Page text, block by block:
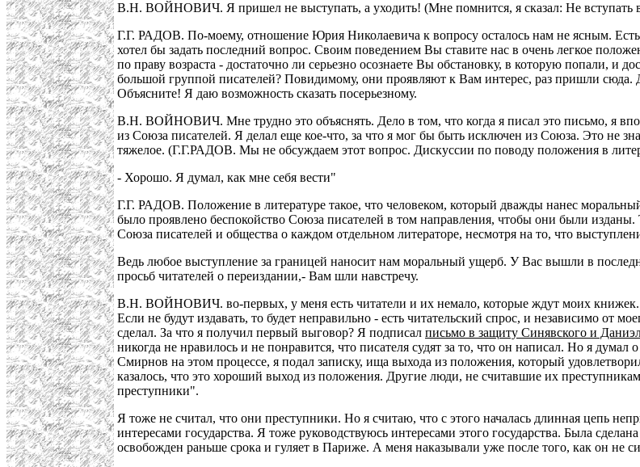
В.Н. ВОЙНОВИЧ. Я пришел не выступать, а уходить! (Мне помнится, я сказал: Не вступать
Г.Г. РАДОВ. По-моему, отношение Юрия Николаевича к вопросу осталось нам не ясным.
хотел бы задать последний вопрос. Своим поведением Вы ставите нас в очень легкое
по праву возраста - достаточно ли серьезно осознаете Вы обстановку, в которую попали, и
большой группой писателей? Повидимому, они проявляют к Вам интерес, раз пришли сюда.
Объясните! Я даю возможность сказать посерьезному.
В.Н. ВОЙНОВИЧ. Мне трудно это объяснять. Дело в том, что когда я писал это письмо, я
из Союза писателей. Я делал еще кое-что, за что я мог бы быть исключен из Союза. Это не
тяжелое. (Г.Г.РАДОВ. Мы не обсуждаем этот вопрос. Дискуссии по поводу положения в
- Хорошо. Я думал, как мне себя вести"
Г.Г. РАДОВ. Положение в литературе такое, что человеком, который дважды нанес
было проявлено беспокойство Союза писателей в том направления, чтобы они были
Союза писателей и общества о каждом отдельном литераторе, несмотря на то, что
Ведь любое выступление за границей наносит нам моральный ущерб. У Вас вышли в
просьб читателей о переиздании,- Вам шли навстречу.
В.Н. ВОЙНОВИЧ. во-первых, у меня есть читатели и их немало, которые ждут моих
Если не будут издавать, то будет неправильно - есть читательский спрос, и независимо от
сделал. За что я получил первый выговор? Я подписал письмо в защиту Синявского и
никогда не нравилось и не понравится, что писателя судят за то, что он написал. Но я
Смирнов на этом процессе, я подал записку, ища выхода из положения, который
казалось, что это хороший выход из положения. Другие люди, не считавшие их
преступники".
Я тоже не считал, что они преступники. Но я считаю, что с этого началась длинная цепь
интересами государства. Я тоже руководствуюсь интересами этого государства. Была
освобожден раньше срока и гуляет в Париже. А меня наказывали уже после того, как он не